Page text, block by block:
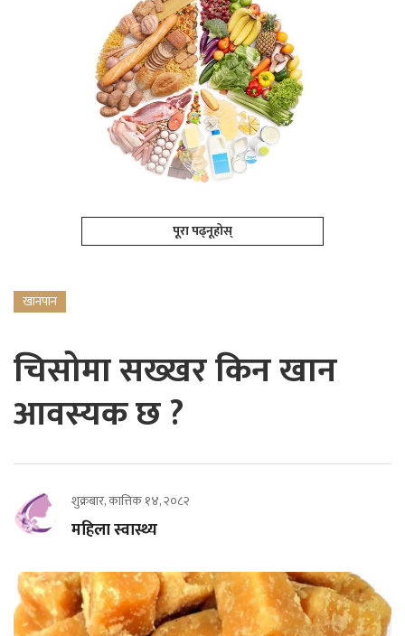
पूरा पढ्नूहोस्
खानपान
चिसोमा सख्खर किन खान
आवस्यक छ ?
शुक्रबार, कात्तिक १४, २०८२
महिला स्वास्थ्य